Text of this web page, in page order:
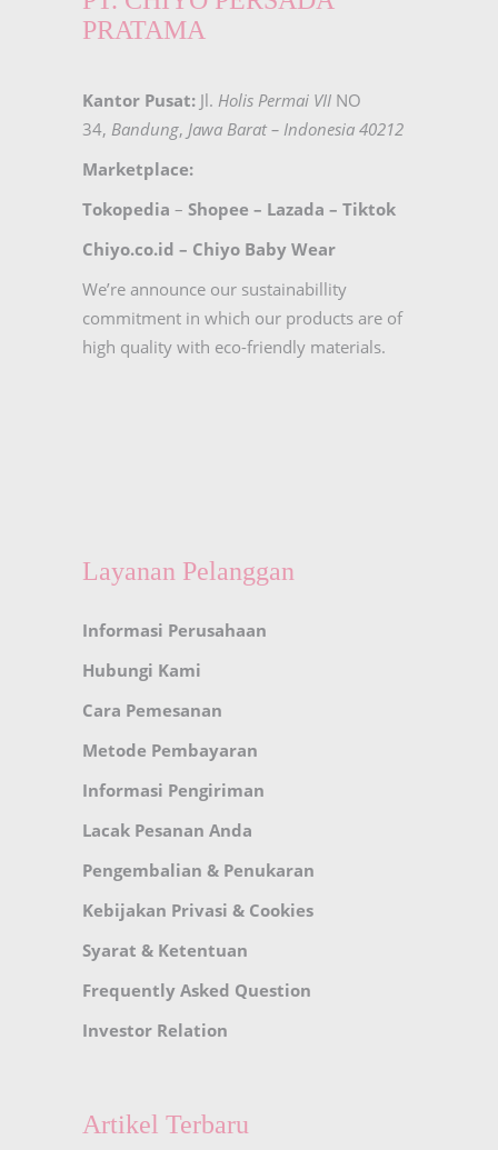
PRATAMA
Kantor Pusat: Jl. Holis Permai VII NO
34, Bandung, Jawa Barat – Indonesia 40212
Marketplace:
Tokopedia – Shopee – Lazada – Tiktok
Chiyo.co.id – Chiyo Baby Wear
We’re announce our sustainabillity
commitment in which our products are of
high quality with eco-friendly materials.
Layanan Pelanggan
Informasi Perusahaan
Hubungi Kami
Cara Pemesanan
Metode Pembayaran
Informasi Pengiriman
Lacak Pesanan Anda
Pengembalian & Penukaran
Kebijakan Privasi & Cookies
Syarat & Ketentuan
Frequently Asked Question
Investor Relation
Artikel Terbaru